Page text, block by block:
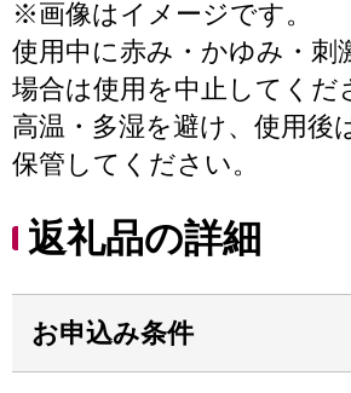
※画像はイメージです。
使用中に赤み・かゆみ・刺
場合は使用を中止してくだ
高温・多湿を避け、使用後
保管してください。
返礼品の詳細
お申込み条件